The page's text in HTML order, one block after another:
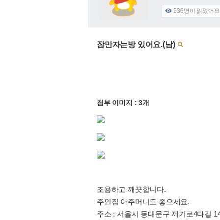
 536명이 읽었어요
잠만자는방 있어요.(남) 
첨부 이미지 : 3개
조용하고 깨끗합니다.
주인집 아주머니도 좋으세요.
주소 : 서울시 동대문구 제기로4다길